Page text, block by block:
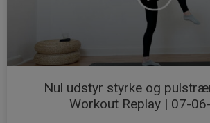
Nul udstyr styrke og
Workout Replay | 07-